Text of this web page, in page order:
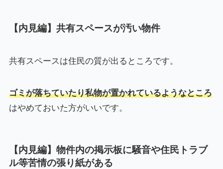
【内見編】共有スペースが汚い物件
共有スペースは住民の質が出るところです。
ゴミが落ちていたり私物が置かれているようなところ
はやめておいた方がいいです。
【内見編】物件内の掲示板に騒音や住民トラブ
ル等苦情の張り紙がある